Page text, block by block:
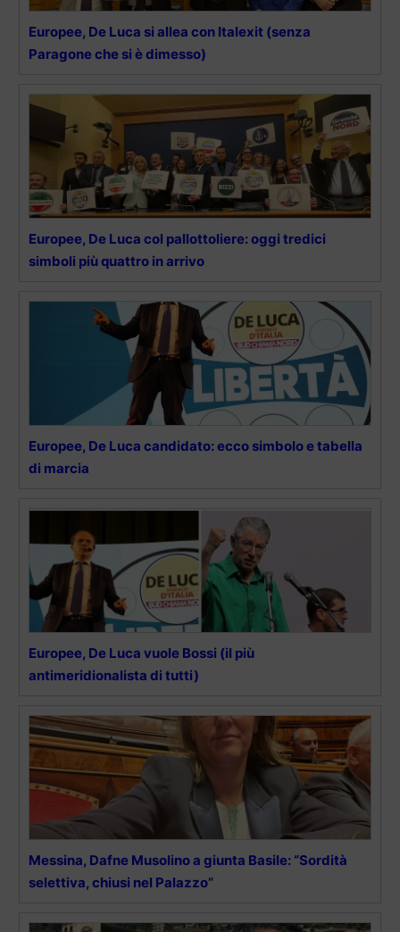
Europee, De Luca si allea con Italexit (senza
Paragone che si è dimesso)
Europee, De Luca col pallottoliere: oggi tredici
simboli più quattro in arrivo
Europee, De Luca candidato: ecco simbolo e tabella
di marcia
Europee, De Luca vuole Bossi (il più
antimeridionalista di tutti)
Messina, Dafne Musolino a giunta Basile: “Sordità
selettiva, chiusi nel Palazzo”